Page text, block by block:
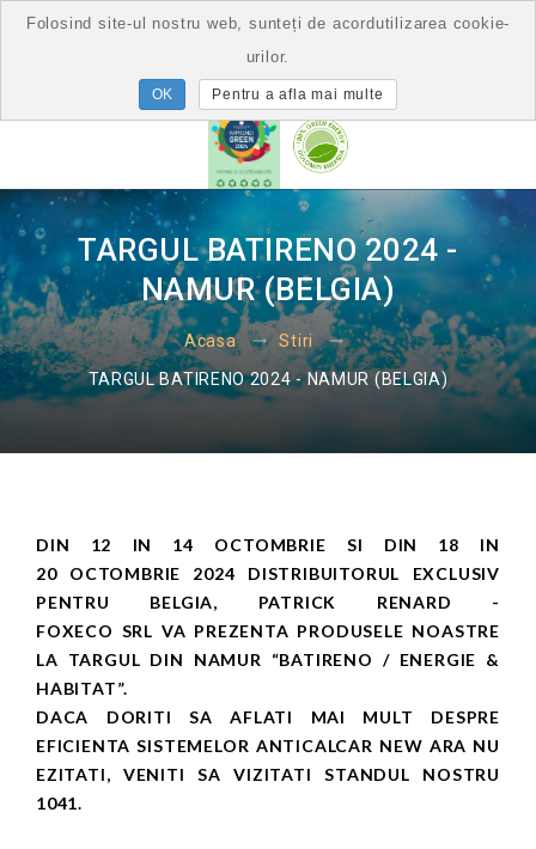
TARGUL BATIRENO 2024 -
NAMUR (BELGIA)
Acasa Stiri
TARGUL BATIRENO 2024 - NAMUR (BELGIA)
DIN 12 IN 14 OCTOMBRIE SI DIN 18 IN
20 OCTOMBRIE 2024 DISTRIBUITORUL EXCLUSIV
PENTRU BELGIA, PATRICK RENARD -
FOXECO SRL VA PREZENTA PRODUSELE NOASTRE
LA TARGUL DIN NAMUR “BATIRENO / ENERGIE &
HABITAT”.
DACA DORITI SA AFLATI MAI MULT DESPRE
EFICIENTA SISTEMELOR ANTICALCAR NEW ARA NU
EZITATI, VENITI SA VIZITATI STANDUL NOSTRU
1041.
Folosind site-ul nostru web, sunteți de acordutilizarea cookie-
urilor.
Pentru a afla mai multe